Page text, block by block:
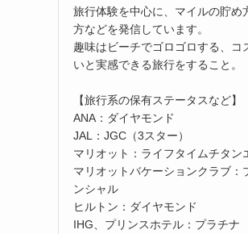
旅行体験を中心に、マイルの貯め
方などを発信しています。
趣味はビーチでゴロゴロする、コ
いと実感できる旅行をすること。
【旅行系の保有ステータスなど】
ANA：ダイヤモンド
JAL：JGC（3スター）
マリオット：ライフタイムチタン
マリオットバケーションクラブ：
ンシャル
ヒルトン：ダイヤモンド
IHG、プリンスホテル：プラチナ